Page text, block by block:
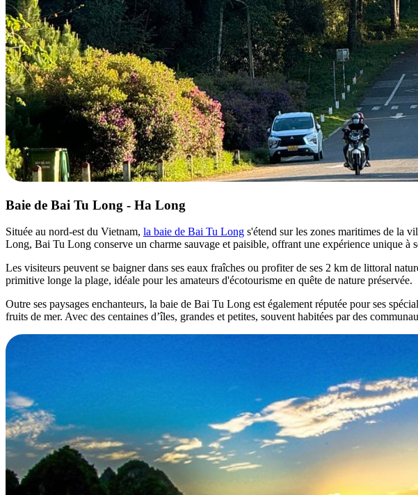
Baie de Bai Tu Long - Ha Long
Située au nord-est du Vietnam, la baie de Bai Tu Long s'étend sur les zones maritimes de la
Long, Bai Tu Long conserve un charme sauvage et paisible, offrant une expérience unique à
Les visiteurs peuvent se baigner dans ses eaux fraîches ou profiter de ses 2 km de littoral
primitive longe la plage, idéale pour les amateurs d'écotourisme en quête de nature préservée.
Outre ses paysages enchanteurs, la baie de Bai Tu Long est également réputée pour ses
fruits de mer. Avec des centaines d’îles, grandes et petites, souvent habitées par des